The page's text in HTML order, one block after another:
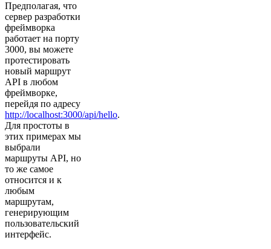
Предполагая, что
сервер разработки
фреймворка
работает на порту
3000, вы можете
протестировать
новый маршрут
API в любом
фреймворке,
перейдя по адресу
http://localhost:3000/api/hello.
Для простоты в
этих примерах мы
выбрали
маршруты API, но
то же самое
относится и к
любым
маршрутам,
генерирующим
пользовательский
интерфейс.